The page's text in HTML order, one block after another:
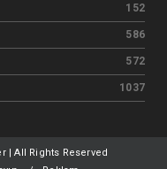
152
586
572
1037
| All Rights Reserved